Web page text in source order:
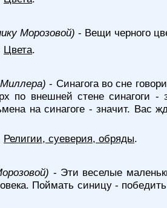
Морозовой) - Вещи черного
Цвета.
- Синагога во сне
по внешней стене синагоги
на синагоге - значит. Вас
Религии, суеверия, обряды.
- Эти веселые
Поймать синицу -